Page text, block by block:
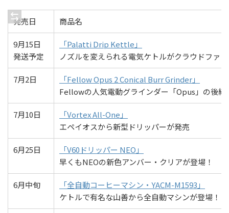
発売日 商品名
9月15日
発送予定
「Palatti Drip Kettle」
ノズルを変えられる電気ケトルがクラウドファ
7月2日
「Fellow Opus 2 Conical Burr Grinder」
Fellowの人気電動グラインダー「Opus」の後継
7月10日
「Vortex All-One」
エペイオスから新型ドリッパーが発売
6月25日
「V60ドリッパー NEO」
早くもNEOの新色アンバー・クリアが登場！
6月中旬
「全自動コーヒーマシン・YACM-M1593」
ケトルで有名な山善から全自動マシンが登場！